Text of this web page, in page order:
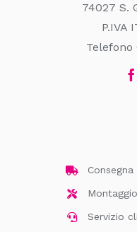
74027 S.
P.IVA
Telefono
Servizio